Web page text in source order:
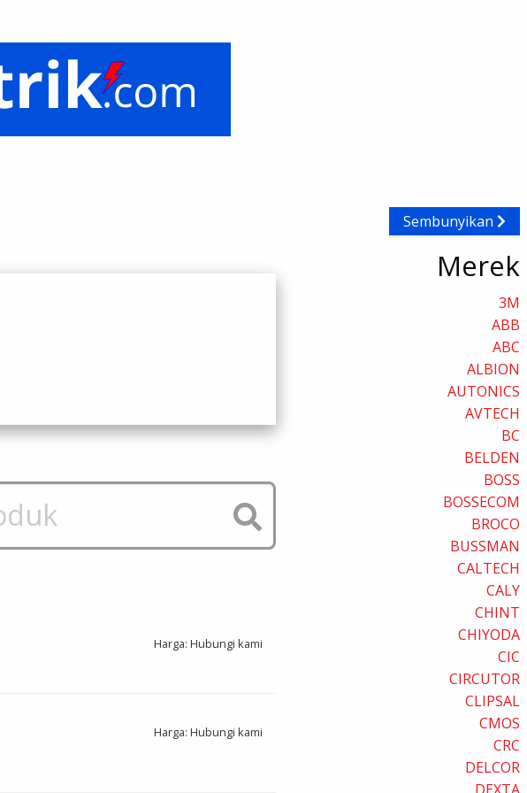
Sembunyikan
Merek
3M
ABB
ABC
ALBION
AUTONICS
AVTECH
BC
BELDEN
BOSS
BOSSECOM
BROCO
BUSSMAN
CALTECH
CALY
CHINT
CHIYODA
CIC
CIRCUTOR
CLIPSAL
CMOS
CRC
DELCOR
Harga: Hubungi kami
Harga: Hubungi kami